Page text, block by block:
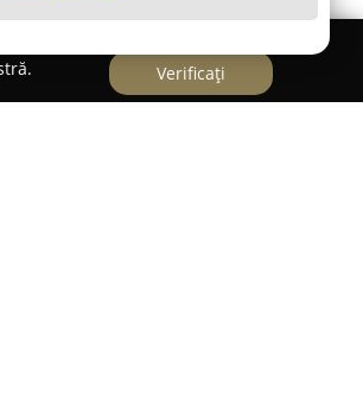
Verificați